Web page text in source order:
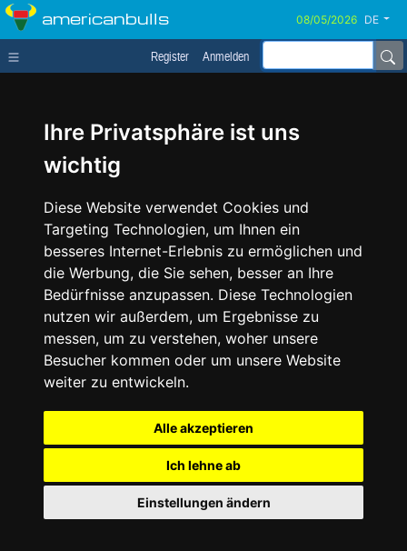
Ihre Privatsphäre ist uns
wichtig
Diese Website verwendet Cookies und
Targeting Technologien, um Ihnen ein
besseres Internet-Erlebnis zu ermöglichen und
die Werbung, die Sie sehen, besser an Ihre
Bedürfnisse anzupassen. Diese Technologien
nutzen wir außerdem, um Ergebnisse zu
messen, um zu verstehen, woher unsere
Besucher kommen oder um unsere Website
weiter zu entwickeln.
Alle akzeptieren
Ich lehne ab
Einstellungen ändern
americanbulls DE
Register Anmelden